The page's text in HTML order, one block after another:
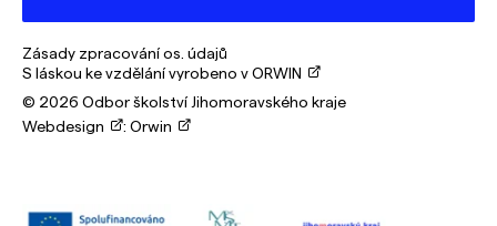
Zásady zpracování os. údajů
S láskou ke vzdělání vyrobeno v ORWIN
© 2026 Odbor školství Jihomoravského kraje
Webdesign
: Orwin